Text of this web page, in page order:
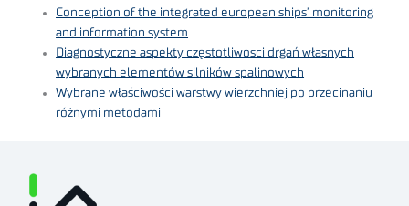
Conception of the integrated european ships’ monitoring
and information system
Diagnostyczne aspekty częstotliwosci drgań własnych
wybranych elementów silników spalinowych
Wybrane właściwości warstwy wierzchniej po przecinaniu
różnymi metodami